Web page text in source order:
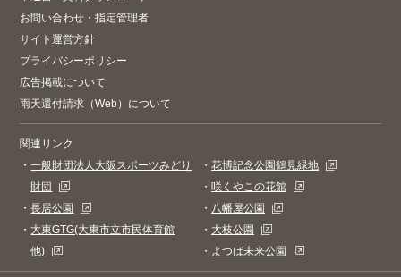
お問い合わせ・指定管理者
サイト運営方針
プライバシーポリシー
広告掲載について
雨天還付請求（Web）について
関連リンク
・一般財団法人大阪スポーツみどり
財団
・ 花博記念公園鶴見緑地
・ 咲くやこの花館
・長居公園 ・ 八幡屋公園
・ 大東GTG(大東市立市民体育館
他)
・ 大枝公園
・ よつば未来公園